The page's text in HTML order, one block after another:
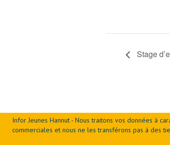
Stage
Infor Jeunes Hannut - Nous traitons vos données à
commerciales et nous ne les transférons pas à des